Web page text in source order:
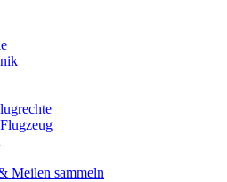
Meilen sammeln